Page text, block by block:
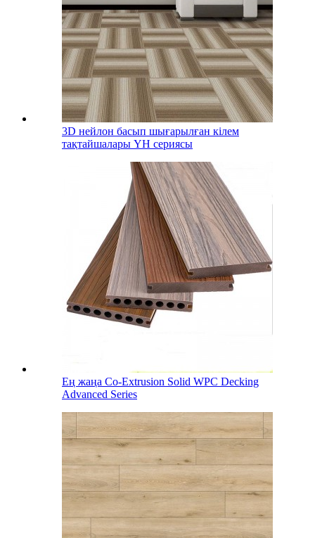
3D нейлон басып шығарылған кілем
тақтайшалары YH сериясы
Ең жаңа Co-Extrusion Solid WPC Decking
Advanced Series